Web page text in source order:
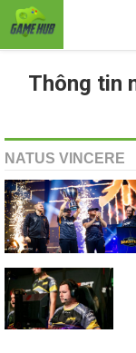
Thông tin
NATUS VINCERE